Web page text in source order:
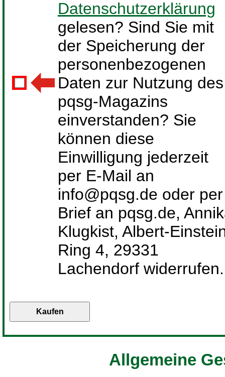
Datenschutzerklärung
gelesen? Sind Sie mit
der Speicherung der
personenbezogenen
Daten zur Nutzung des
pqsg-Magazins
einverstanden? Sie
können diese
Einwilligung jederzeit
per E-Mail an
info@pqsg.de oder per
Brief an pqsg.de,
Klugkist, Albert-
Ring 4, 29331
Lachendorf widerrufen.
Allgemeine